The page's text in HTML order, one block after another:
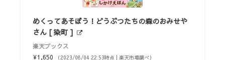
めくってあそぼう！どうぶつたちの森のおみせや
さん [ 染町 ]
楽天ブックス
¥1,650
（2023/08/04 22:53時点 | 楽天市場調べ）